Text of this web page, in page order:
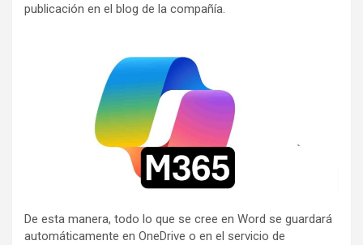
publicación en el blog de la compañía.
De esta manera, todo lo que se cree en Word se guardará
automáticamente en OneDrive o en el servicio de